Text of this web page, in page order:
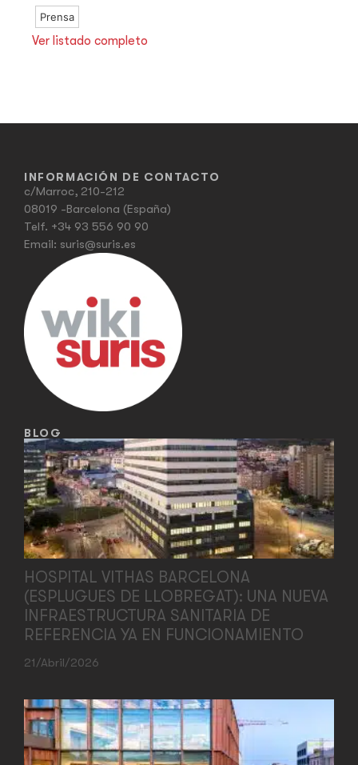
Prensa
Ver listado completo
INFORMACIÓN DE CONTACTO
c/Marroc, 210-212
08019 -Barcelona (España)
Telf. +34 93 556 90 90
Email: suris@suris.es
BLOG
HOSPITAL VITHAS BARCELONA
(ESPLUGUES DE LLOBREGAT): UNA NUEVA
INFRAESTRUCTURA SANITARIA DE
REFERENCIA YA EN FUNCIONAMIENTO
21/abril/2026